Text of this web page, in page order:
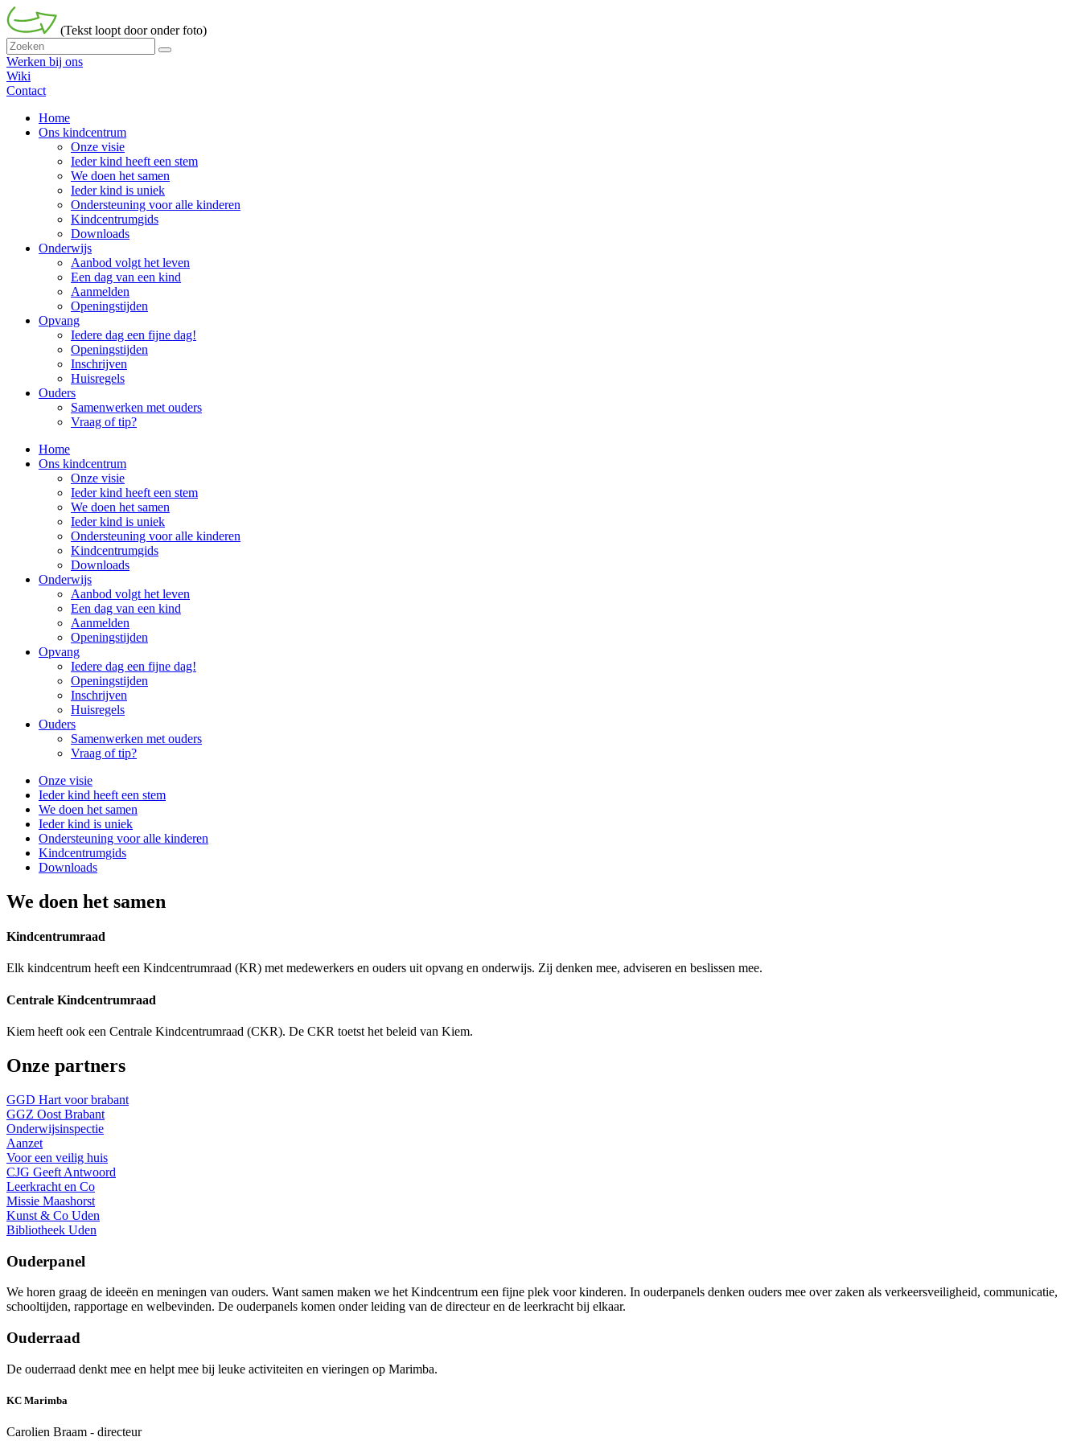
(Tekst loopt door onder foto)
Werken bij ons
Wiki
Contact
Home
Ons kindcentrum
Onze visie
Ieder kind heeft een stem
We doen het samen
Ieder kind is uniek
Ondersteuning voor alle kinderen
Kindcentrumgids
Downloads
Onderwijs
Aanbod volgt het leven
Een dag van een kind
Aanmelden
Openingstijden
Opvang
Iedere dag een fijne dag!
Openingstijden
Inschrijven
Huisregels
Ouders
Samenwerken met ouders
Vraag of tip?
Home
Ons kindcentrum
Onze visie
Ieder kind heeft een stem
We doen het samen
Ieder kind is uniek
Ondersteuning voor alle kinderen
Kindcentrumgids
Downloads
Onderwijs
Aanbod volgt het leven
Een dag van een kind
Aanmelden
Openingstijden
Opvang
Iedere dag een fijne dag!
Openingstijden
Inschrijven
Huisregels
Ouders
Samenwerken met ouders
Vraag of tip?
Onze visie
Ieder kind heeft een stem
We doen het samen
Ieder kind is uniek
Ondersteuning voor alle kinderen
Kindcentrumgids
Downloads
We doen het samen
Kindcentrumraad
Elk kindcentrum heeft een Kindcentrumraad (KR) met medewerkers en ouders uit opvang en onderwijs. Zij denken mee, adviseren en beslissen mee.
Centrale Kindcentrumraad
Kiem heeft ook een Centrale Kindcentrumraad (CKR). De CKR toetst het beleid van Kiem.
Onze partners
GGD Hart voor brabant
GGZ Oost Brabant
Onderwijsinspectie
Aanzet
Voor een veilig huis
CJG Geeft Antwoord
Leerkracht en Co
Missie Maashorst
Kunst & Co Uden
Bibliotheek Uden
Ouderpanel
We horen graag de ideeën en meningen van ouders. Want samen maken we het Kindcentrum een fijne plek voor kinderen. In ouderpanels denken ouders mee over zaken als verkeersveiligheid, communicatie,
schooltijden, rapportage en welbevinden. De ouderpanels komen onder leiding van de directeur en de leerkracht bij elkaar.
Ouderraad
De ouderraad denkt mee en helpt mee bij leuke activiteiten en vieringen op Marimba.
KC Marimba
Carolien Braam - directeur